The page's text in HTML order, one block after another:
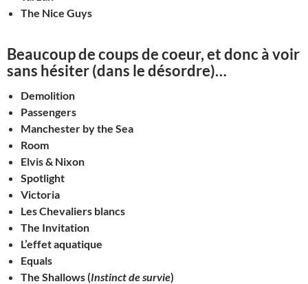
The Nice Guys
Beaucoup de coups de coeur, et donc à voir
sans hésiter (dans le désordre)…
Demolition
Passengers
Manchester by the Sea
Room
Elvis & Nixon
Spotlight
Victoria
Les Chevaliers blancs
The Invitation
L’effet aquatique
Equals
The Shallows (Instinct de survie)